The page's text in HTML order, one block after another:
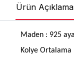
Ürün
Maden : 925
Kolye Ortalama